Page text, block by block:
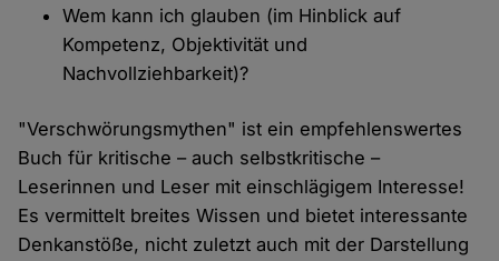
Wem kann ich glauben (im Hinblick auf
Kompetenz, Objektivität und
Nachvollziehbarkeit)?
"Verschwörungsmythen" ist ein empfehlenswertes
Buch für kritische – auch selbstkritische –
Leserinnen und Leser mit einschlägigem Interesse!
Es vermittelt breites Wissen und bietet interessante
Denkanstöße, nicht zuletzt auch mit der Darstellung